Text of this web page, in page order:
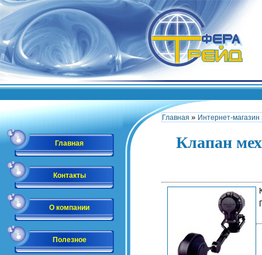
Главная
Контакты
О компании
Полезное
Главная » Интернет-магазин
Клапан